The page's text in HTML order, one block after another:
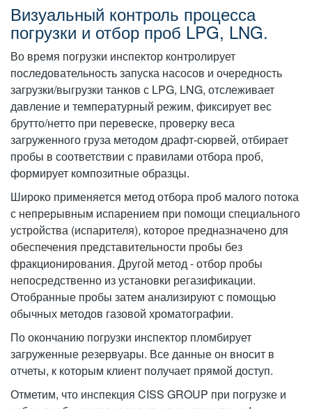
Визуальный контроль процесса
погрузки и отбор проб LPG, LNG.
Во время погрузки инспектор контролирует
последовательность запуска насосов и очередность
загрузки/выгрузки танков с LPG, LNG, отслеживает
давление и температурный режим, фиксирует вес
брутто/нетто при перевеске, проверку веса
загруженного груза методом драфт-сюрвей, отбирает
пробы в соответствии с правилами отбора проб,
формирует композитные образцы.
Широко применяется метод отбора проб малого потока
с непрерывным испарением при помощи специального
устройства (испарителя), которое предназначено для
обеспечения представительности пробы без
фракционирования. Другой метод - отбор пробы
непосредственно из установки регазификации.
Отобранные пробы затем анализируют с помощью
обычных методов газовой хроматографии.
По окончанию погрузки инспектор пломбирует
загруженные резервуары. Все данные он вносит в
отчеты, к которым клиент получает прямой доступ.
Отметим, что инспекция CISS GROUP при погрузке и